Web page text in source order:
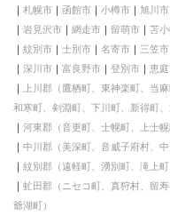
札幌市 函館市 小樽市 旭川市
岩見沢市
網走市 留萌市 苫
紋別市
士別市 名寄市 三笠市
深川市
富良野市 登別市 恵庭
上川郡（鷹栖町、東神楽町、当
和寒町、剣淵町、下川町、新得町、
河東郡（音更町、士幌町、上士幌
中川郡（美深町、音威子府村、
紋別郡（遠軽町、湧別町、滝上
虻田郡（ニセコ町、真狩村、留
爺湖町）